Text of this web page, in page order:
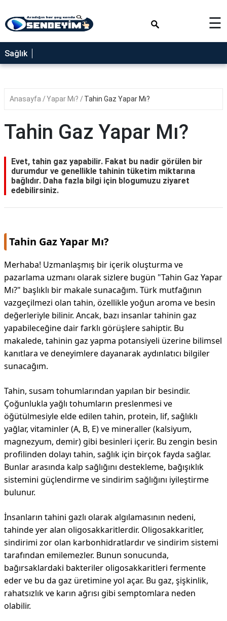
SAĞLIK
NEDİR
YEMEK
RÜYA
GEZİLECEK
YERLER
BLOG
☰
Sağlık
Anasayfa Yapar Mı? Tahin Gaz Yapar Mı?
Tahin Gaz Yapar Mı?
Evet, tahin gaz yapabilir. Fakat bu nadir görülen bir
durumdur ve genellikle tahinin tüketim miktarına
bağlıdır. Daha fazla bilgi için blogumuzu ziyaret
edebilirsiniz.
Tahin Gaz Yapar Mı?
Merhaba! Uzmanlaşmış bir içerik oluşturma ve
pazarlama uzmanı olarak sizlere bugün "Tahin Gaz Yapar
Mı?" başlıklı bir makale sunacağım. Türk mutfağının
vazgeçilmezi olan tahin, özellikle yoğun aroma ve besin
değerleriyle bilinir. Ancak, bazı insanlar tahinin gaz
yapabileceğine dair farklı görüşlere sahiptir. Bu
makalede, tahinin gaz yapma potansiyeli üzerine bilimsel
kanıtlara ve deneyimlere dayanarak aydınlatıcı bilgiler
sunacağım.
Tahin, susam tohumlarından yapılan bir besindir.
Çoğunlukla yağlı tohumların preslenmesi ve
öğütülmesiyle elde edilen tahin, protein, lif, sağlıklı
yağlar, vitaminler (A, B, E) ve mineraller (kalsiyum,
magnezyum, demir) gibi besinleri içerir. Bu zengin besin
profilinden dolayı tahin, sağlık için birçok fayda sağlar.
Bunlar arasında kalp sağlığını destekleme, bağışıklık
sistemini güçlendirme ve sindirim sağlığını iyileştirme
bulunur.
İnsanların tahini gazlı olarak algılamasının nedeni,
tahinde yer alan oligosakkaritlerdir. Oligosakkaritler,
sindirimi zor olan karbonhidratlardır ve sindirim sistemi
tarafından emilemezler. Bunun sonucunda,
bağırsaklardaki bakteriler oligosakkaritleri fermente
eder ve bu da gaz üretimine yol açar. Bu gaz, şişkinlik,
rahatsızlık ve karın ağrısı gibi semptomlara neden
olabilir.